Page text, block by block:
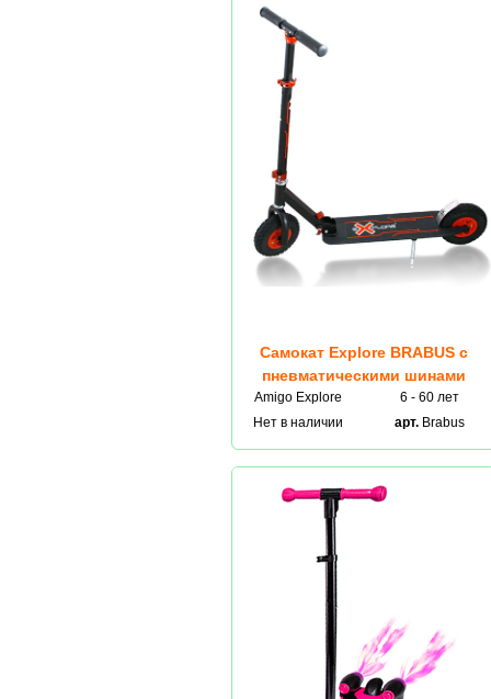
Самокат Explore BRABUS с
пневматическими шинами
Amigo Explore
6 - 60 лет
Нет в наличии
арт. Brabus